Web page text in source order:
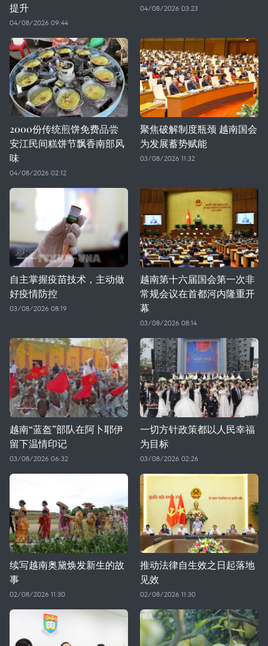
提升
04/08/2026 09:44
04/08/2026 03:23
2000份传统煎饼免费品尝
安江民间糕饼节飘香南部风
味
04/08/2026 02:12
聚焦破解制度瓶颈 越南国会
为发展蓄势赋能
03/08/2026 11:32
自主掌握疫苗技术，主动做
好疫情防控
03/08/2026 08:19
越南第十六届国会第一次非
常规会议在首都河内隆重开
幕
03/08/2026 08:14
越南“蓝盔”部队在阿卜耶伊
留下温情印记
03/08/2026 06:32
一切方针政策都以人民幸福
为目标
03/08/2026 02:26
续写越南奥黛焕发新生的故
事
02/08/2026 11:30
推动法律自生效之日起落地
见效
02/08/2026 11:30